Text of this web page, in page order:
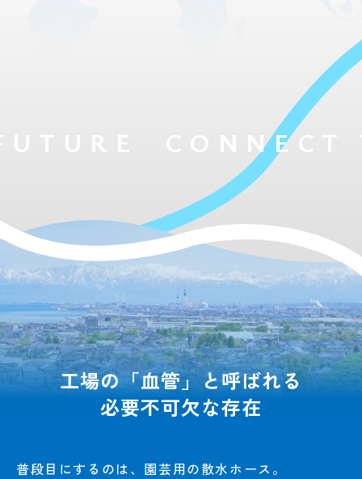
CONNECT
工場の「血管」と呼ばれる
必要不可欠な存在
普段目にするのは、園芸用の散水ホース。